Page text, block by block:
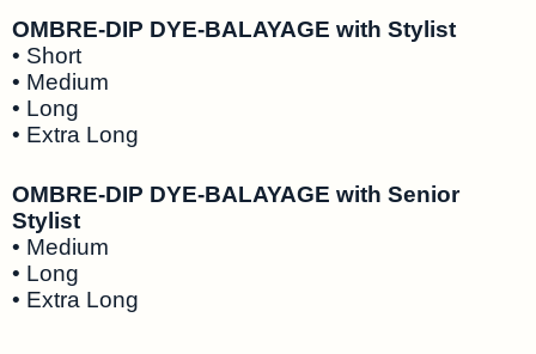
OMBRE-DIP DYE-BALAYAGE with Stylist
• Short
• Medium
• Long
• Extra Long
OMBRE-DIP DYE-BALAYAGE with Senior
Stylist
• Medium
• Long
• Extra Long